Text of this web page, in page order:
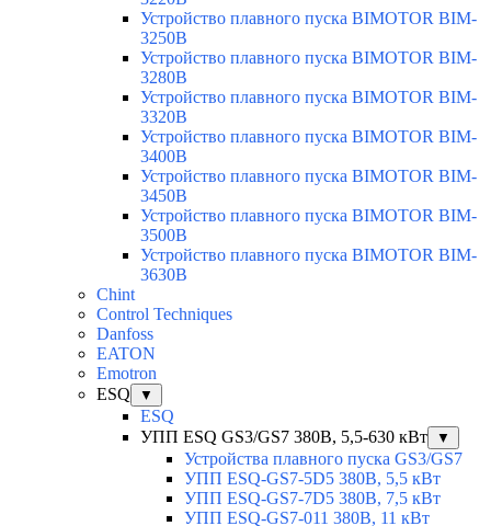
Устройство плавного пуска BIMOTOR BIM-
3250B
Устройство плавного пуска BIMOTOR BIM-
3280B
Устройство плавного пуска BIMOTOR BIM-
3320B
Устройство плавного пуска BIMOTOR BIM-
3400B
Устройство плавного пуска BIMOTOR BIM-
3450B
Устройство плавного пуска BIMOTOR BIM-
3500B
Устройство плавного пуска BIMOTOR BIM-
3630B
Chint
Control Techniques
Danfoss
EATON
Emotron
ESQ
▼
ESQ
УПП ESQ GS3/GS7 380В, 5,5-630 кВт
▼
Устройства плавного пуска GS3/GS7
УПП ESQ-GS7-5D5 380В, 5,5 кВт
УПП ESQ-GS7-7D5 380В, 7,5 кВт
УПП ESQ-GS7-011 380В, 11 кВт